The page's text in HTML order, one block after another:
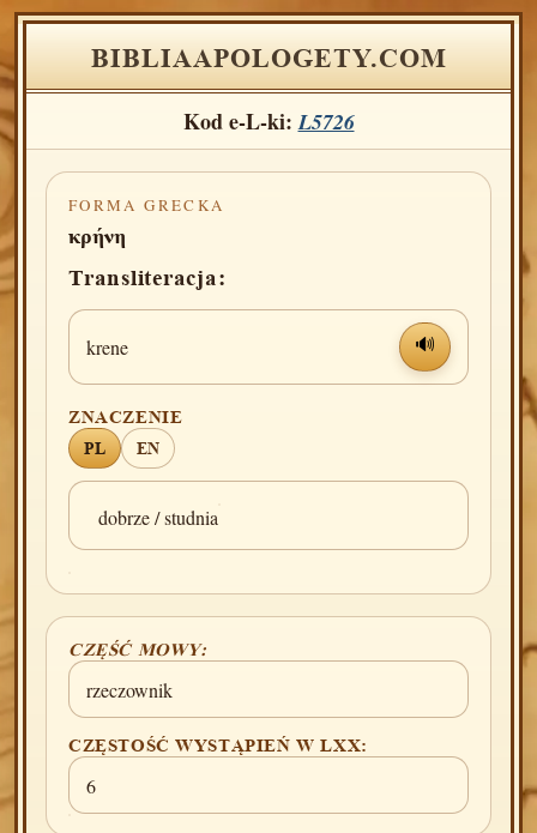
BIBLIAAPOLOGETY.COM
Kod e-L-ki: L5726
FORMA GRECKA
κρήνη
Transliteracja:
krene 🔊
ZNACZENIE
PL
EN
dobrze / studnia
CZĘŚĆ MOWY:
rzeczownik
CZĘSTOŚĆ WYSTĄPIEŃ W LXX:
6